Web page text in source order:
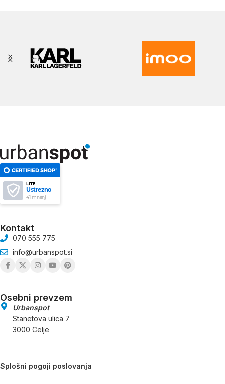
LITE
Ustrezno
41 mnenj
Kontakt
070 555 775
info@urbanspot.si
Osebni prevzem
Urbanspot
Stanetova ulica 7
3000 Celje
Splošni pogoji poslovanja